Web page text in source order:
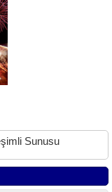
Sunusu